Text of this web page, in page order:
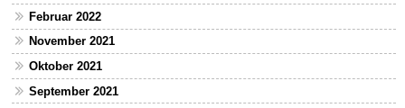
Februar 2022
November 2021
Oktober 2021
September 2021